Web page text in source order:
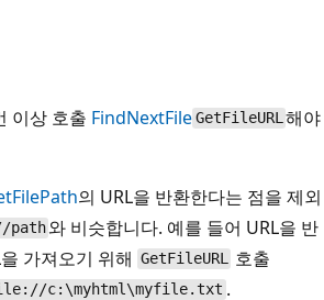
이상 호출 FindNextFileGetFileURL해야
의 URL을 반환한다는 점을 제외
와 비슷합니다. 예를 들어 URL을 반
가져오기 위해 GetFileURL 호출
c:\myhtml\myfile.txt .